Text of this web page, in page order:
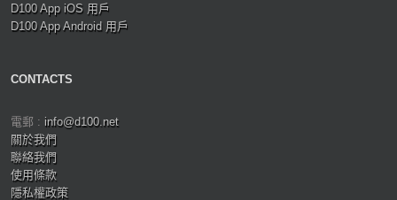
D100 App iOS 用戶
D100 App Android 用戶
CONTACTS
電郵 : info@d100.net
關於我們
聯絡我們
使用條款
隱私權政策